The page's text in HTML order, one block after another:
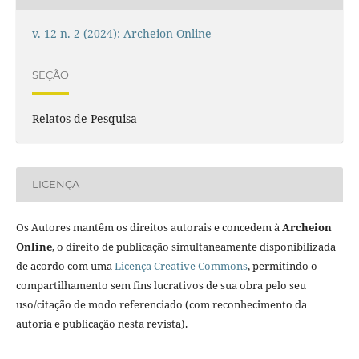
v. 12 n. 2 (2024): Archeion Online
SEÇÃO
Relatos de Pesquisa
LICENÇA
Os Autores mantêm os direitos autorais e concedem àArcheion
Online, o direito de publicação simultaneamente disponibilizada
de acordo com umaLicença Creative Commons, permitindo o
compartilhamento sem fins lucrativos de sua obra pelo seu
uso/citação de modo referenciado (com reconhecimento da
autoria e publicação nesta revista).